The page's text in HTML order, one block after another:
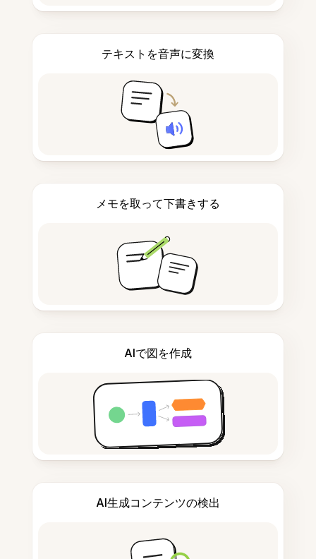
テキストを音声に変換
メモを取って下書きする
AIで図を作成
AI生成コンテンツの検出